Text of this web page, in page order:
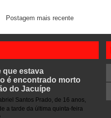
Postagem mais recente
que estava
é encontrado morto
do Jacuípe
Santos Prado, de 16 anos,
a tarde da última quinta-feira